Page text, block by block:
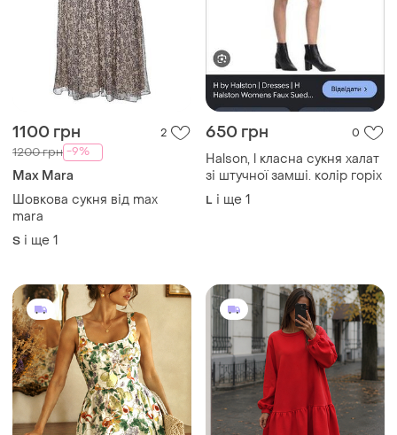
1100 грн
1200 грн -9%
Max Mara
Шовкова сукня від max
S і ще 1
Halson, l класна сукня халат
зі штучної замші. колір горіх
і ще 1